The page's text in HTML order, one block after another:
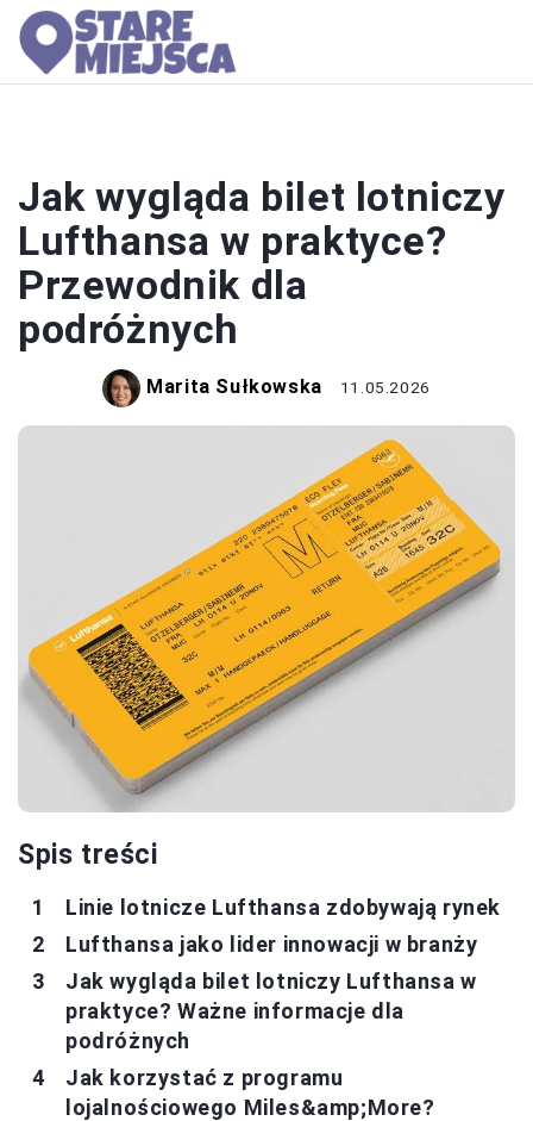
Jak wygląda bilet lotniczy
Lufthansa w praktyce?
Przewodnik dla
podróżnych
Marita Sułkowska 11.05.2026
Spis treści
Linie lotnicze Lufthansa zdobywają rynek
Lufthansa jako lider innowacji w branży
Jak wygląda bilet lotniczy Lufthansa w
praktyce? Ważne informacje dla
podróżnych
Jak korzystać z programu
lojalnościowego Miles&amp;More?